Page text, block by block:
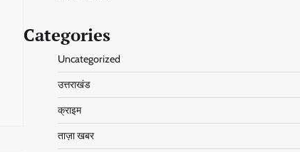
Categories
Uncategorized
उत्तराखंड
क्राइम
ताज़ा खबर